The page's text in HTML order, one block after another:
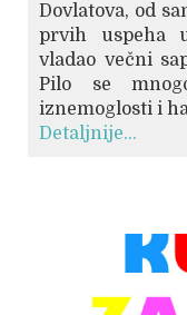
Dovlatova, od
prvih uspeha
vladao večni
Pilo se
iznemoglosti i
Detaljnije...